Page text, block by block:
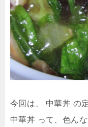
今回は、 中華丼 の
中華丼 って、色ん